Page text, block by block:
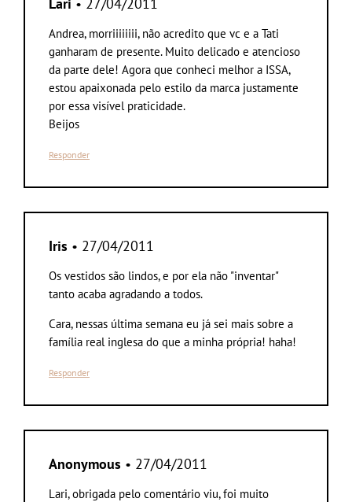
Andrea, morriiiiiiii, não acredito que vc e a Tati
ganharam de presente. Muito delicado e atencioso
da parte dele! Agora que conheci melhor a ISSA,
estou apaixonada pelo estilo da marca justamente
por essa visível praticidade.
Beijos
Responder
Iris • 27/04/2011
Os vestidos são lindos, e por ela não "inventar"
tanto acaba agradando a todos.
Cara, nessas última semana eu já sei mais sobre a
família real inglesa do que a minha própria! haha!
Responder
Anonymous • 27/04/2011
Lari, obrigada pelo comentário viu, foi muito